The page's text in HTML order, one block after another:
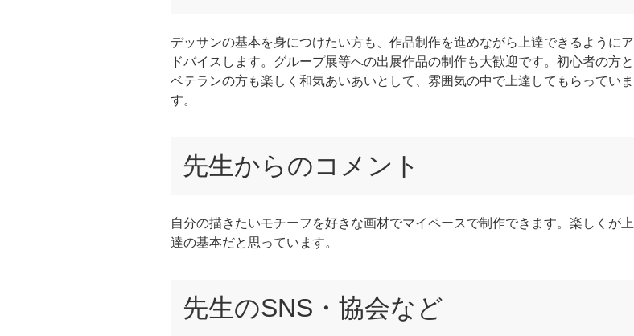
デッサンの基本を身につけたい方も、作品制作を進めながら上達できるようにア
ドバイスします。グループ展等への出展作品の制作も大歓迎です。初心者の方と
ベテランの方も楽しく和気あいあいとして、雰囲気の中で上達してもらっていま
す。
先生からのコメント
自分の描きたいモチーフを好きな画材でマイペースで制作できます。楽しくが上
達の基本だと思っています。
先生のSNS・協会など